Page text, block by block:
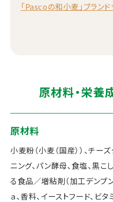
「Pascoの和小麦」ブラン
原材料・栄養
原材料
小麦粉（小麦（国産））、チー
ニング、パン酵母、食塩、黒こ
る食品／増粘剤（加工デンプ
ａ、香料、イーストフード、ビ